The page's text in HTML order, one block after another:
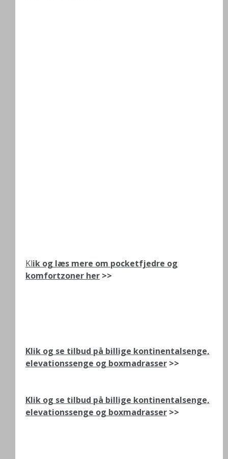
Klik og læs mere om pocketfjedre og
komfortzoner her >>
Klik og se tilbud på billige kontinentalsenge,
elevationssenge og boxmadrasser >>
Klik og se tilbud på billige kontinentalsenge,
elevationssenge og boxmadrasser >>